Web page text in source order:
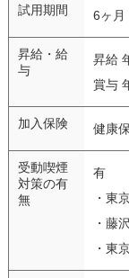
試用期間 6ヶ月
昇給・給
与
昇給
賞与
加入保険 健康
受動喫煙
対策の有
無
有
・東
・藤
・東